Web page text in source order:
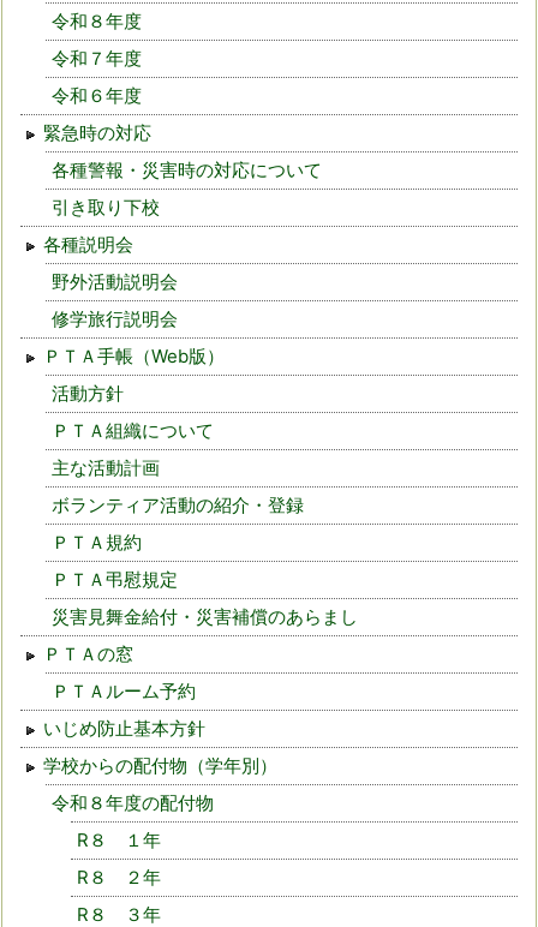
令和８年度
令和７年度
令和６年度
緊急時の対応
各種警報・災害時の対応について
引き取り下校
各種説明会
野外活動説明会
修学旅行説明会
ＰＴＡ手帳（Web版）
活動方針
ＰＴＡ組織について
主な活動計画
ボランティア活動の紹介・登録
ＰＴＡ規約
ＰＴＡ弔慰規定
災害見舞金給付・災害補償のあらまし
ＰＴＡの窓
ＰＴＡルーム予約
いじめ防止基本方針
学校からの配付物（学年別）
令和８年度の配付物
R８ １年
R８ ２年
R８ ３年